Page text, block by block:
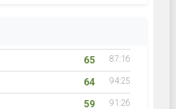
65 87:16
64 94:25
59 91:26